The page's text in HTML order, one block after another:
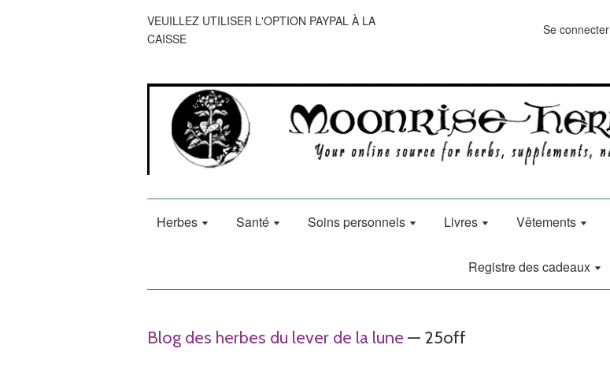
VEUILLEZ UTILISER L'OPTION PAYPAL À LA
CAISSE
Se connecter
Herbes Santé Soins personnels Livres Vêtements
Registre des cadeaux
Blog des herbes du lever de la lune — 25off